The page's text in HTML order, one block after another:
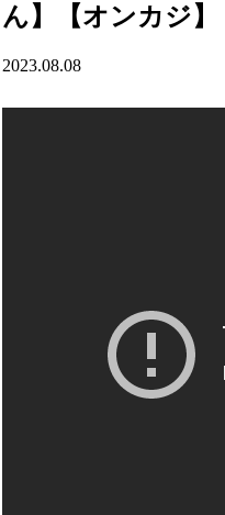
ん】【オンカジ】
2023.08.08